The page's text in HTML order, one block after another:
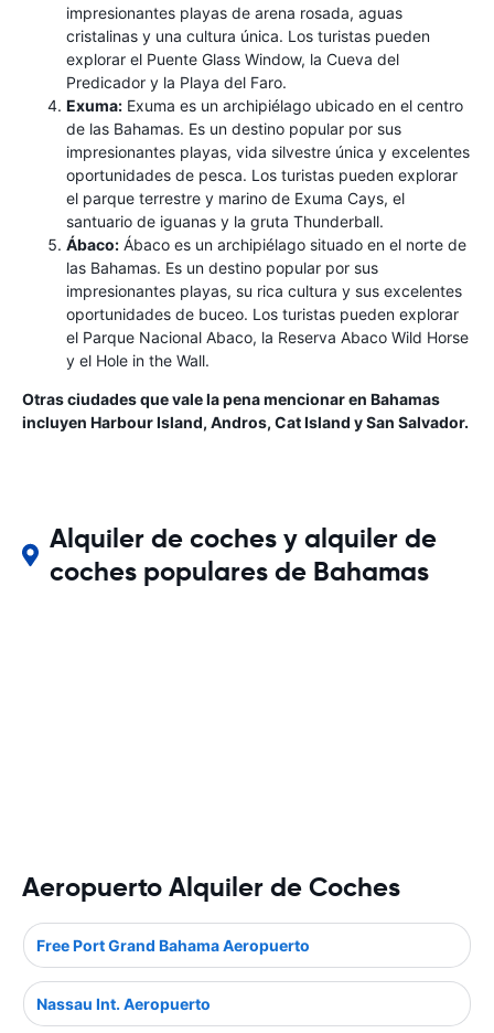
impresionantes playas de arena rosada, aguas
cristalinas y una cultura única. Los turistas pueden
explorar el Puente Glass Window, la Cueva del
Predicador y la Playa del Faro.
Exuma: Exuma es un archipiélago ubicado en el centro
de las Bahamas. Es un destino popular por sus
impresionantes playas, vida silvestre única y excelentes
oportunidades de pesca. Los turistas pueden explorar
el parque terrestre y marino de Exuma Cays, el
santuario de iguanas y la gruta Thunderball.
Ábaco: Ábaco es un archipiélago situado en el norte de
las Bahamas. Es un destino popular por sus
impresionantes playas, su rica cultura y sus excelentes
oportunidades de buceo. Los turistas pueden explorar
el Parque Nacional Abaco, la Reserva Abaco Wild Horse
y el Hole in the Wall.
Otras ciudades que vale la pena mencionar en Bahamas
incluyen Harbour Island, Andros, Cat Island y San Salvador.
Alquiler de coches y alquiler de
coches populares de Bahamas
Aeropuerto Alquiler de Coches
Free Port Grand Bahama Aeropuerto
Nassau Int. Aeropuerto